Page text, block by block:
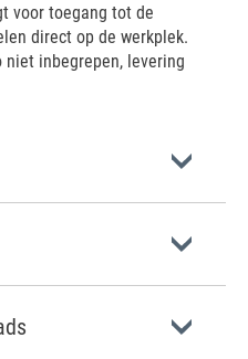
voor toegang tot de
direct op de werkplek.
inbegrepen, levering